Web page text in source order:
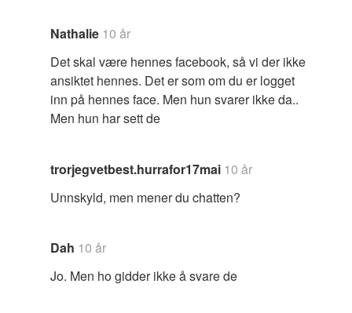
Nathalie 10 år
Det skal være hennes facebook, så vi der ikke
ansiktet hennes. Det er som om du er logget
inn på hennes face. Men hun svarer ikke da..
Men hun har sett de
trorjegvetbest.hurrafor17mai 10 år
Unnskyld, men mener du chatten?
Dah 10 år
Jo. Men ho gidder ikke å svare de